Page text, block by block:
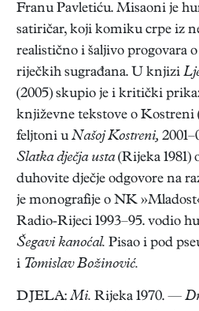
Franu Pavletiću. Misaoni je
satiričar, koji komiku crpe iz
realistično i šaljivo progovara
riječkih sugrađana. U knjizi
(2005) skupio je i kritički
književne tekstove o Kostreni
feljtoni u Našoj Kostreni,
Slatka dječja usta(Rijeka 1981)
duhovite dječje odgovore na
je monografije o NK
Radio-Rijeci 1993–95. vodio
Šegavi kanoćal. Pisao i pod
i Tomislav Božinović.
DJELA:Mi. Rijeka 1970. —